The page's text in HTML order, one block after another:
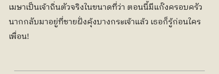
เมษาเป็นเจ้าถิ่นตัวจริงในขนาดที่ว่า ตอนนี้มีแก๊งครอบครัว
นากกลับมาอยู่ที่ชายฝั่งคุ้งบางกระเจ้าแล้ว เธอก็รู้ก่อนใคร
เพื่อน!